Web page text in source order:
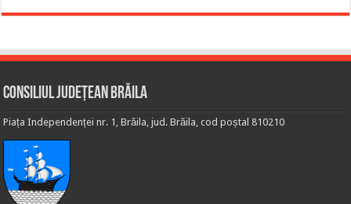
Consiliul Județean Brăila
Piața Independenței nr. 1, Brăila, jud. Brăila, cod poștal 810210